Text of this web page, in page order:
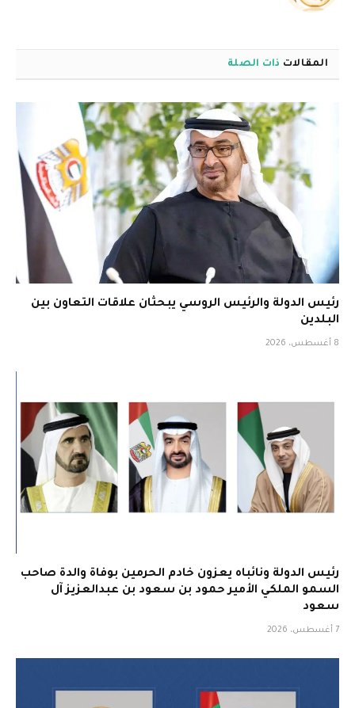
المقالات ذات الصلة
رئيس الدولة والرئيس الروسي يبحثان علاقات التعاون بين
البلدين
8 أغسطس، 2026
رئيس الدولة ونائباه يعزون خادم الحرمين بوفاة والدة صاحب
السمو الملكي الأمير حمود بن سعود بن عبدالعزيز آل
سعود
7 أغسطس، 2026